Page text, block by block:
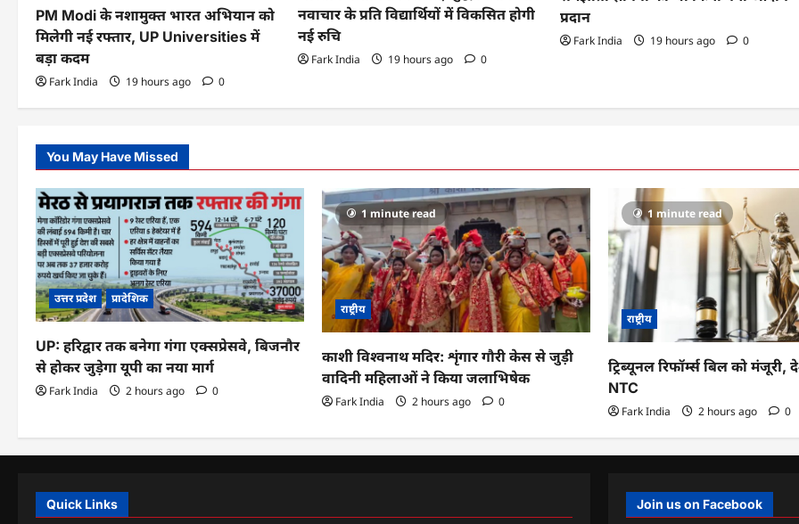
o
n
PM Modi के नशामुक्त भारत अभियान को
मिलेगी नई रफ्तार, UP Universities में
बड़ा कदम
Fark India 19 hours ago 0
नवाचार के प्रति विद्यार्थियों में विकसित होगी
नई रुचि
Fark India 19 hours ago 0
प्रदान
Fark India 19 hours ago 0
You May Have Missed
उत्तर प्रदेश प्रादेशिक
UP: हरिद्वार तक बनेगा गंगा एक्सप्रेसवे, बिजनौर
से होकर जुड़ेगा यूपी का नया मार्ग
Fark India 2 hours ago 0
1 minute read
राष्ट्रीय
काशी विश्वनाथ मदिर: शृंगार गौरी केस से जुड़ी
वादिनी महिलाओं ने किया जलाभिषेक
Fark India 2 hours ago 0
1 minute read
राष्ट्रीय
ट्रिब्यूनल रिफॉर्म्स बिल को मंजूरी,
NTC
Fark India 2 hours ago 0
Quick Links Join us on Facebook